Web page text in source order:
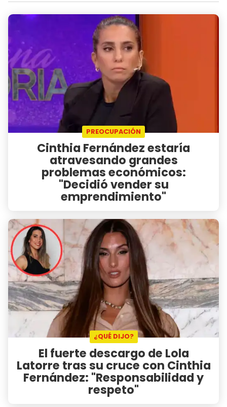
PREOCUPACIÓN
Cinthia Fernández estaría
atravesando grandes
problemas económicos:
"Decidió vender su
emprendimiento"
¿QUÉ DIJO?
El fuerte descargo de Lola
Latorre tras su cruce con Cinthia
Fernández: "Responsabilidad y
respeto"